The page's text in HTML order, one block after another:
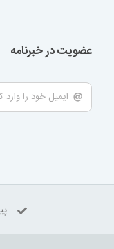
عضویت در خبرنامه